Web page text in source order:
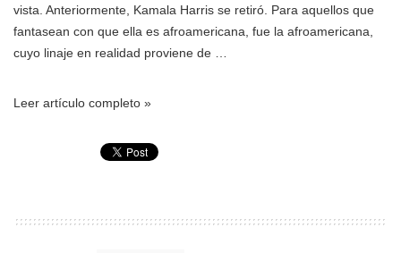
vista. Anteriormente, Kamala Harris se retiró. Para aquellos que
fantasean con que ella es afroamericana, fue la afroamericana,
cuyo linaje en realidad proviene de …
Leer artículo completo »